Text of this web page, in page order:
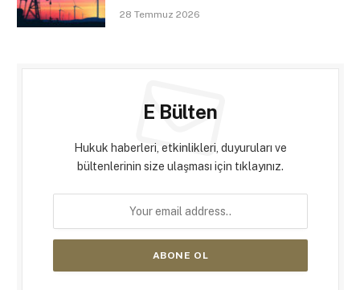
28 Temmuz 2026
E Bülten
Hukuk haberleri, etkinlikleri, duyuruları ve
bültenlerinin size ulaşması için tıklayınız.